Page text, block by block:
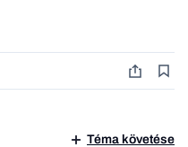
Téma követése